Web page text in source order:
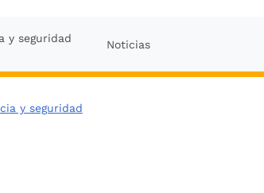
y seguridad
Noticias
y seguridad